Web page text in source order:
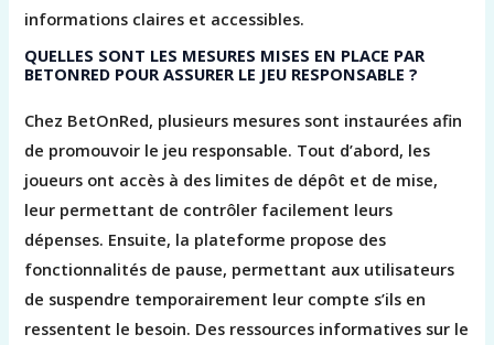
informations claires et accessibles.
QUELLES SONT LES MESURES MISES EN PLACE PAR
BETONRED POUR ASSURER LE JEU RESPONSABLE ?
Chez BetOnRed, plusieurs mesures sont instaurées afin
de promouvoir le jeu responsable. Tout d’abord, les
joueurs ont accès à des limites de dépôt et de mise,
leur permettant de contrôler facilement leurs
dépenses. Ensuite, la plateforme propose des
fonctionnalités de pause, permettant aux utilisateurs
de suspendre temporairement leur compte s’ils en
ressentent le besoin. Des ressources informatives sur le